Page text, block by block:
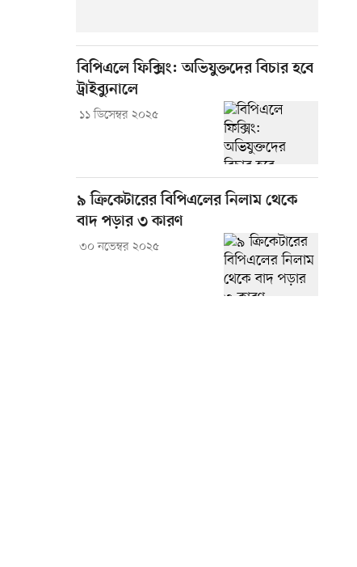
বিপিএলে ফিক্সিং: অভিযুক্তদের বিচার হবে
ট্রাইব্যুনালে
১১ ডিসেম্বর ২০২৫
৯ ক্রিকেটারের বিপিএলের নিলাম থেকে
বাদ পড়ার ৩ কারণ
৩০ নভেম্বর ২০২৫